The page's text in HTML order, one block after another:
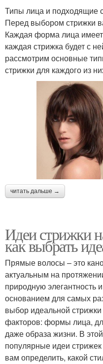
Типы лица и подходящие
Перед выбором стрижки
Каждая форма лица
каждая стрижка будет с
рассмотрим основные
стрижки для каждого из
читать дальше →
Идеи стрижки
как выбрать
Прямые волосы – это
актуальным на
природную элегантность
основанием для самых
выбор идеальной
факторов: формы лица,
даже образа жизни. В
популярные идеи
вам определить, какой